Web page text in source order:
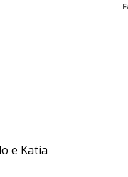
e Katia